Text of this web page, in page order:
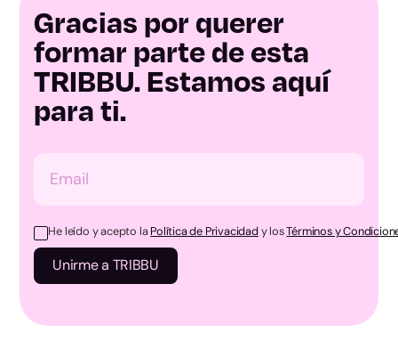
Gracias por querer
formar parte de esta
TRIBBU. Estamos aquí
para ti.
He leído y acepto laPolítica de Privacidady losTérminos y